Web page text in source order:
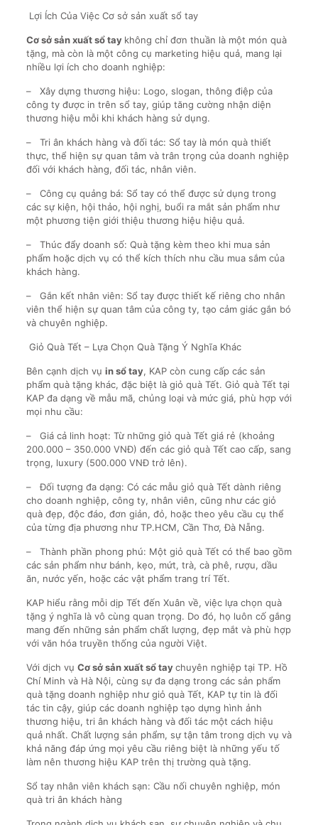
Lợi Ích Của Việc Cơ sở sản xuất sổ tay
Cơ sở sản xuất sổ tay không chỉ đơn thuần là một món quà
tặng, mà còn là một công cụ marketing hiệu quả, mang lại
nhiều lợi ích cho doanh nghiệp:
– Xây dựng thương hiệu: Logo, slogan, thông điệp của
công ty được in trên sổ tay, giúp tăng cường nhận diện
thương hiệu mỗi khi khách hàng sử dụng.
– Tri ân khách hàng và đối tác: Sổ tay là món quà thiết
thực, thể hiện sự quan tâm và trân trọng của doanh nghiệp
đối với khách hàng, đối tác, nhân viên.
– Công cụ quảng bá: Sổ tay có thể được sử dụng trong
các sự kiện, hội thảo, hội nghị, buổi ra mắt sản phẩm như
một phương tiện giới thiệu thương hiệu hiệu quả.
– Thúc đẩy doanh số: Quà tặng kèm theo khi mua sản
phẩm hoặc dịch vụ có thể kích thích nhu cầu mua sắm của
khách hàng.
– Gắn kết nhân viên: Sổ tay được thiết kế riêng cho nhân
viên thể hiện sự quan tâm của công ty, tạo cảm giác gắn bó
và chuyên nghiệp.
Giỏ Quà Tết – Lựa Chọn Quà Tặng Ý Nghĩa Khác
Bên cạnh dịch vụ in sổ tay, KAP còn cung cấp các sản
phẩm quà tặng khác, đặc biệt là giỏ quà Tết. Giỏ quà Tết tại
KAP đa dạng về mẫu mã, chủng loại và mức giá, phù hợp với
mọi nhu cầu:
– Giá cả linh hoạt: Từ những giỏ quà Tết giá rẻ (khoảng
200.000 – 350.000 VNĐ) đến các giỏ quà Tết cao cấp, sang
trọng, luxury (500.000 VNĐ trở lên).
– Đối tượng đa dạng: Có các mẫu giỏ quà Tết dành riêng
cho doanh nghiệp, công ty, nhân viên, cũng như các giỏ
quà đẹp, độc đáo, đơn giản, đỏ, hoặc theo yêu cầu cụ thể
của từng địa phương như TP.HCM, Cần Thơ, Đà Nẵng.
– Thành phần phong phú: Một giỏ quà Tết có thể bao gồm
các sản phẩm như bánh, kẹo, mứt, trà, cà phê, rượu, dầu
ăn, nước yến, hoặc các vật phẩm trang trí Tết.
KAP hiểu rằng mỗi dịp Tết đến Xuân về, việc lựa chọn quà
tặng ý nghĩa là vô cùng quan trọng. Do đó, họ luôn cố gắng
mang đến những sản phẩm chất lượng, đẹp mắt và phù hợp
với văn hóa truyền thống của người Việt.
Với dịch vụ Cơ sở sản xuất sổ taychuyên nghiệp tại TP. Hồ
Chí Minh và Hà Nội, cùng sự đa dạng trong các sản phẩm
quà tặng doanh nghiệp như giỏ quà Tết, KAP tự tin là đối
tác tin cậy, giúp các doanh nghiệp tạo dựng hình ảnh
thương hiệu, tri ân khách hàng và đối tác một cách hiệu
quả nhất. Chất lượng sản phẩm, sự tận tâm trong dịch vụ và
khả năng đáp ứng mọi yêu cầu riêng biệt là những yếu tố
làm nên thương hiệu KAP trên thị trường quà tặng.
Sổ tay nhân viên khách sạn: Cầu nối chuyên nghiệp, món
quà tri ân khách hàng